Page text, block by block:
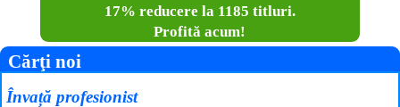
17% reducere la 1185 titluri.
Profită acum!
Cărţi noi
Învață profesionist